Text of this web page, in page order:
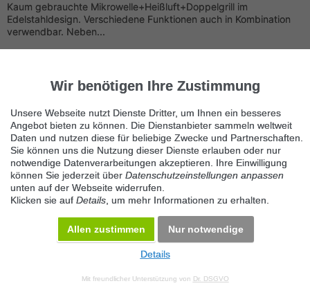
Kaum gebrauchte Mikrowelle+Heißluft+Doppelgrill im
Edelstahldesign. Verschiedene Funktionen auch in Kombination
verwendbar. Neben...
Gasherd 4 Flammig mit Backofen ,
€300,00
Gasherd 4 Flammig mit Backofen , €300, 00 Tel 0650 85 34 919
Datenschutz Impressum Kontakt Datenschutz anpassen Desktop Version
Wir benötigen Ihre Zustimmung
Unsere Webseite nutzt Dienste Dritter, um Ihnen ein besseres
Angebot bieten zu können. Die Dienstanbieter sammeln weltweit
Daten und nutzen diese für beliebige Zwecke und Partnerschaften.
Sie können uns die Nutzung dieser Dienste erlauben oder nur
notwendige Datenverarbeitungen akzeptieren. Ihre Einwilligung
können Sie jederzeit über Datenschutzeinstellungen anpassen
unten auf der Webseite widerrufen.
Klicken sie auf Details , um mehr Informationen zu erhalten.
Allen zustimmen Nur notwendige
Details
Mit freundlicher Unterstützung von Dr. DSGVO